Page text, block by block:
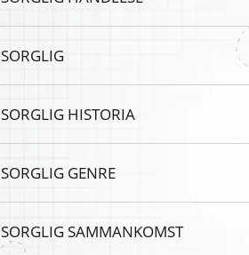
SORGLIG
SORGLIG HISTORIA
SORGLIG GENRE
SORGLIG SAMMANKOMST